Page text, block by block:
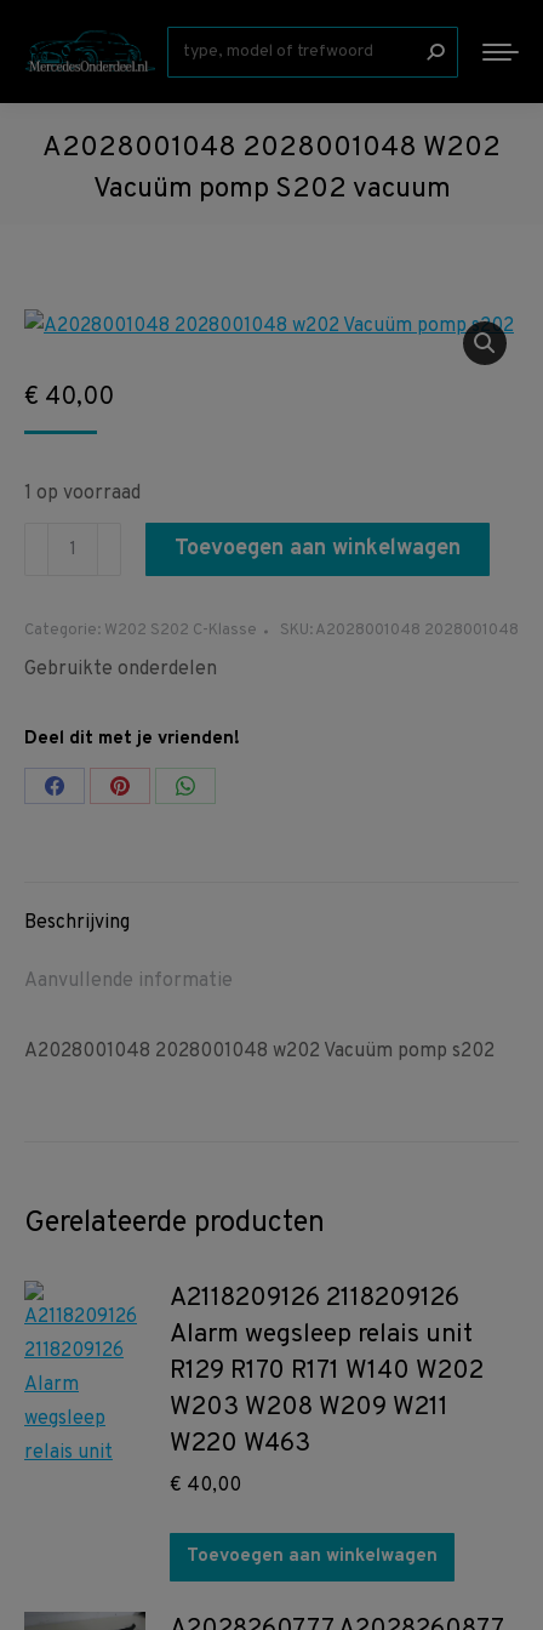
Zoeken:
A2028001048 2028001048 W202
Vacuüm pomp S202 vacuum
€ 40,00
1 op voorraad
A2028001048
Vacuüm
pomp
vacuum
aantal
Toevoegen aan winkelwagen
Categorie: W202 S202 C-Klasse SKU:A2028001048 2028001048
Gebruikte onderdelen
Deel dit met je vrienden!
Share Share Share
Beschrijving
Aanvullende informatie
A2028001048 2028001048 w202 Vacuüm pomp s202
Gerelateerde producten
A2118209126 2118209126
Alarm wegsleep relais unit
R129 R170 R171 W140 W202
W203 W208 W209 W211
W220 W463
€ 40,00
Toevoegen aan winkelwagen